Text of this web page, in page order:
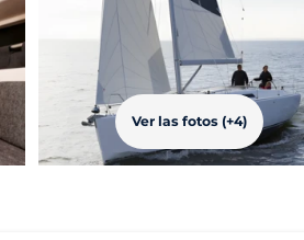
Ver las fotos (+4)